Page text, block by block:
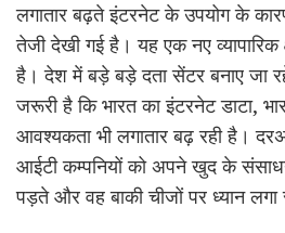
लगातार बढ़ते इंटरनेट के उपयोग के
तेजी देखी गई है। यह एक नए
है। देश में बड़े बड़े दता सेंटर बनाए जा
जरूरी है कि भारत का इंटरनेट डाटा,
आवश्यकता भी लगातार बढ़ रही है।
आईटी कम्पनियों को अपने खुद के
पड़ते और वह बाकी चीजों पर ध्यान